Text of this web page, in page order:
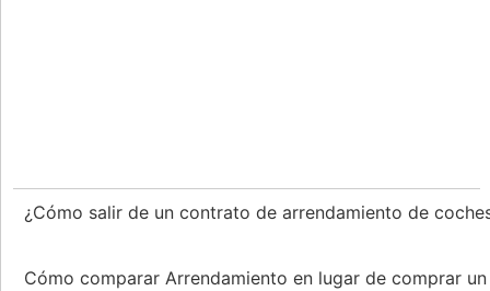
¿Cómo salir de un contrato de arrendamiento de
Cómo comparar Arrendamiento en lugar de comprar